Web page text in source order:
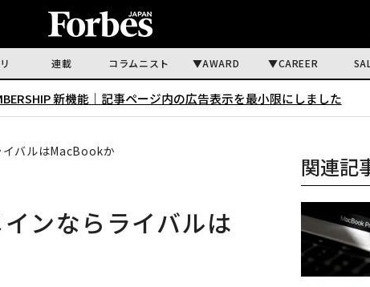
連載 コラムニスト AWARD CAREER
新機能｜ 記事ページ内の広告表示を最小限にしました
バルはMacBookか
ンならライバルは
関連記